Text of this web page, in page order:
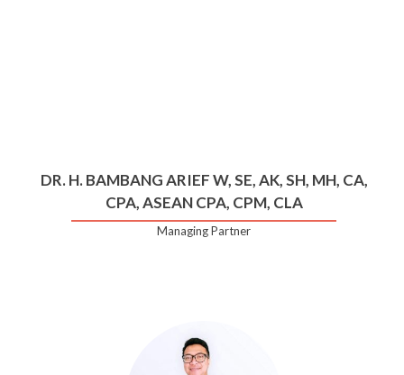
DR. H. BAMBANG ARIEF W, SE, AK, SH, MH, CA,
CPA, ASEAN CPA, CPM, CLA
Managing Partner